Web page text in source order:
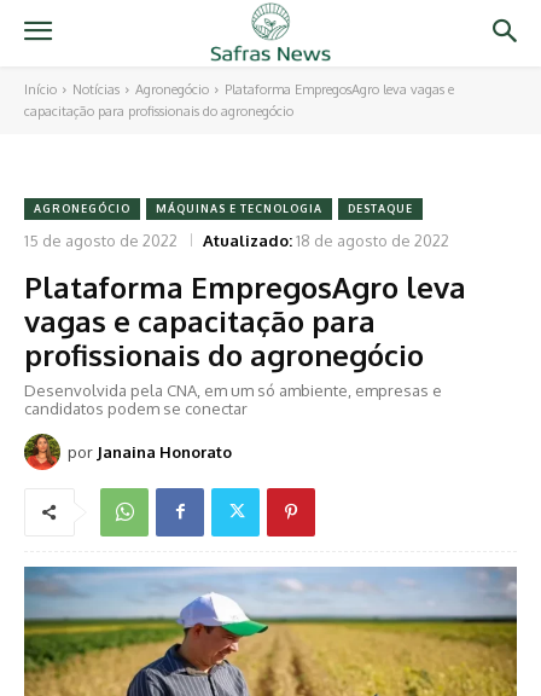
Início Notícias Agronegócio
Plataforma EmpregosAgro leva vagas e
capacitação para profissionais do agronegócio
AGRONEGÓCIO MÁQUINAS E TECNOLOGIA DESTAQUE
15 de agosto de 2022 Atualizado:18 de agosto de 2022
Plataforma EmpregosAgro leva
vagas e capacitação para
profissionais do agronegócio
Desenvolvida pela CNA, em um só ambiente, empresas e
candidatos podem se conectar
por Janaina Honorato